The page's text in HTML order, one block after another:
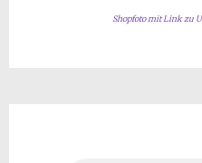
Shopfoto mit Link zu